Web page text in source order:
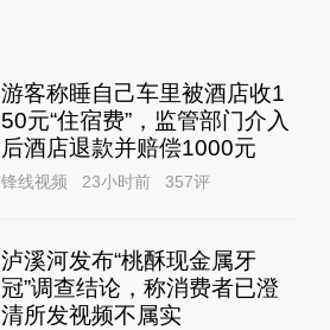
游客称睡自己车里被酒店收1
50元“住宿费”，监管部门介入
后酒店退款并赔偿1000元
锋线视频 23小时前 357评
泸溪河发布“桃酥现金属牙
冠”调查结论，称消费者已澄
清所发视频不属实